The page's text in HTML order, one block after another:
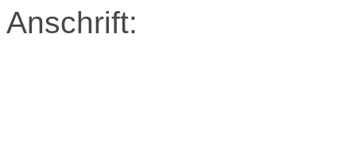
Anschrift: